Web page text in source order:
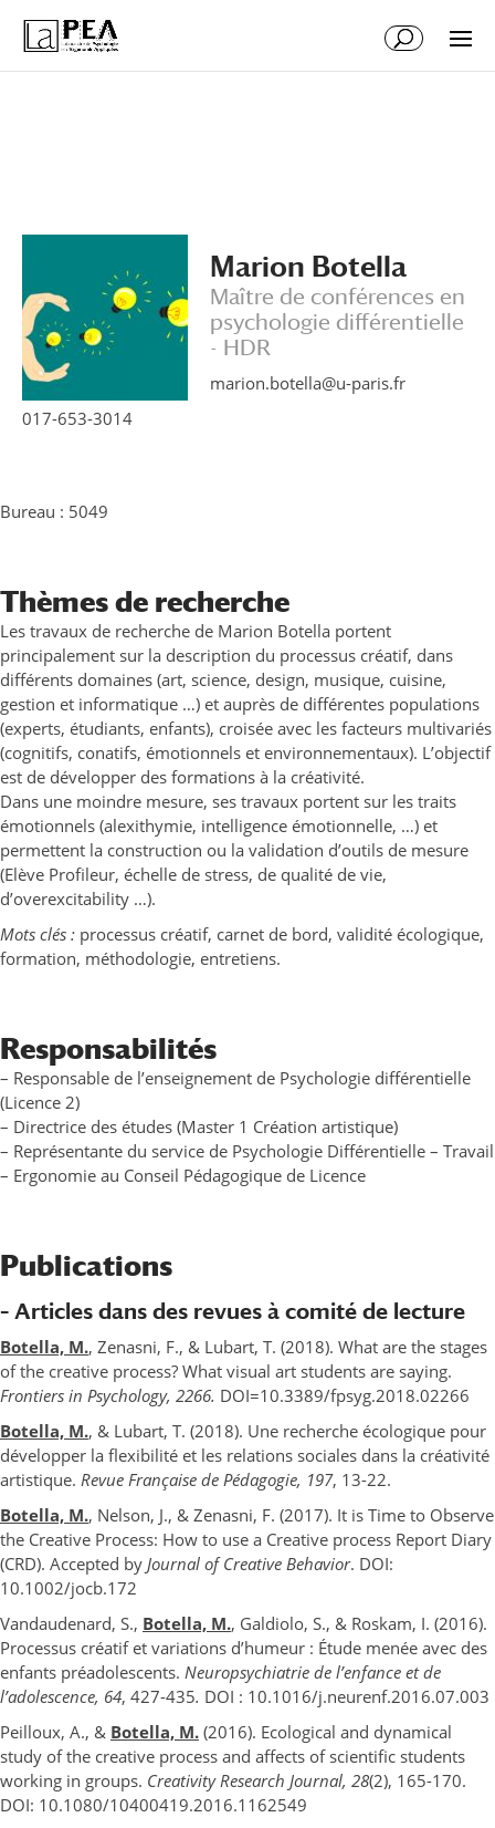
contenu
Marion Botella
Maître de conférences en
psychologie différentielle
- HDR
marion.botella@u-paris.fr
017-653-3014
Bureau : 5049
Thèmes de recherche
Les travaux de recherche de Marion Botella portent
principalement sur la description du processus créatif, dans
différents domaines (art, science, design, musique, cuisine,
gestion et informatique …) et auprès de différentes populations
(experts, étudiants, enfants), croisée avec les facteurs multivariés
(cognitifs, conatifs, émotionnels et environnementaux). L’objectif
est de développer des formations à la créativité.
Dans une moindre mesure, ses travaux portent sur les traits
émotionnels (alexithymie, intelligence émotionnelle, …) et
permettent la construction ou la validation d’outils de mesure
(Elève Profileur, échelle de stress, de qualité de vie,
d’overexcitability …).
Mots clés : processus créatif, carnet de bord, validité écologique,
formation, méthodologie, entretiens.
Responsabilités
– Responsable de l’enseignement de Psychologie différentielle
(Licence 2)
– Directrice des études (Master 1 Création artistique)
– Représentante du service de Psychologie Différentielle – Travail
– Ergonomie au Conseil Pédagogique de Licence
Publications
– Articles dans des revues à comité de lecture
Botella, M., Zenasni, F., & Lubart, T. (2018). What are the stages
of the creative process? What visual art students are saying.
Frontiers in Psychology, 2266. DOI=10.3389/fpsyg.2018.02266
Botella, M., & Lubart, T. (2018). Une recherche écologique pour
développer la flexibilité et les relations sociales dans la créativité
artistique. Revue Française de Pédagogie, 197, 13-22.
Botella, M., Nelson, J., & Zenasni, F. (2017). It is Time to Observe
the Creative Process: How to use a Creative process Report Diary
(CRD). Accepted by Journal of Creative Behavior. DOI:
10.1002/jocb.172
Vandaudenard, S., Botella, M., Galdiolo, S., & Roskam, I. (2016).
Processus créatif et variations d’humeur : Étude menée avec des
enfants préadolescents. Neuropsychiatrie de l’enfance et de
l’adolescence, 64, 427-435. DOI : 10.1016/j.neurenf.2016.07.003
Peilloux, A., & Botella, M. (2016). Ecological and dynamical
study of the creative process and affects of scientific students
working in groups. Creativity Research Journal, 28(2), 165-170.
DOI: 10.1080/10400419.2016.1162549